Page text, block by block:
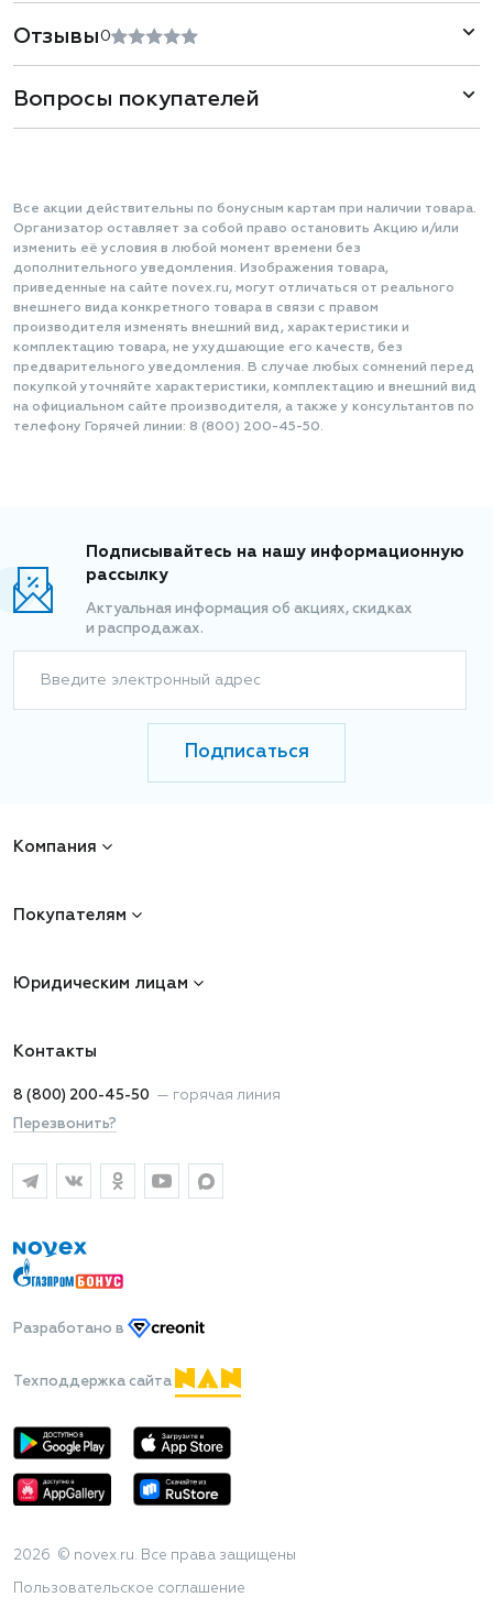
Отзывы 0
Вопросы покупателей
Все акции действительны по бонусным картам при наличии товара.
Организатор оставляет за собой право остановить Акцию и/или
изменить её условия в любой момент времени без
дополнительного уведомления. Изображения товара,
приведенные на сайте novex.ru, могут отличаться от реального
внешнего вида конкретного товара в связи с правом
производителя изменять внешний вид, характеристики и
комплектацию товара, не ухудшающие его качеств, без
предварительного уведомления. В случае любых сомнений перед
покупкой уточняйте характеристики, комплектацию и внешний вид
на официальном сайте производителя, а также у консультантов по
телефону Горячей линии: 8 (800) 200-45-50.
Подписывайтесь на нашу информационную
рассылку
Актуальная информация об акциях, скидках
и распродажах.
Введите электронный адрес
Подписаться
Компания
Покупателям
Юридическим лицам
Контакты
8 (800) 200-45-50 — горячая линия
Перезвонить?
Разработано в
Техподдержка сайта
2026 © novex.ru. Все права защищены
Пользовательское соглашение